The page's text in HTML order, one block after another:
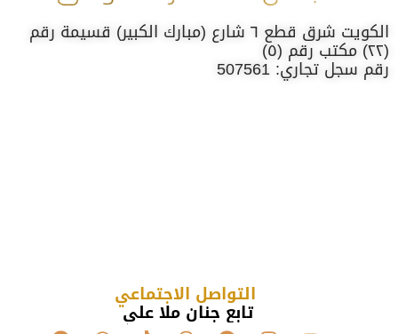
الكويت شرق قطع ٦ شارع (مبارك الكبير) قسيمة رقم
(٢٢) مكتب رقم (٥)
رقم سجل تجاري: 507561
التواصل الاجتماعي
تابع جنان ملا علي